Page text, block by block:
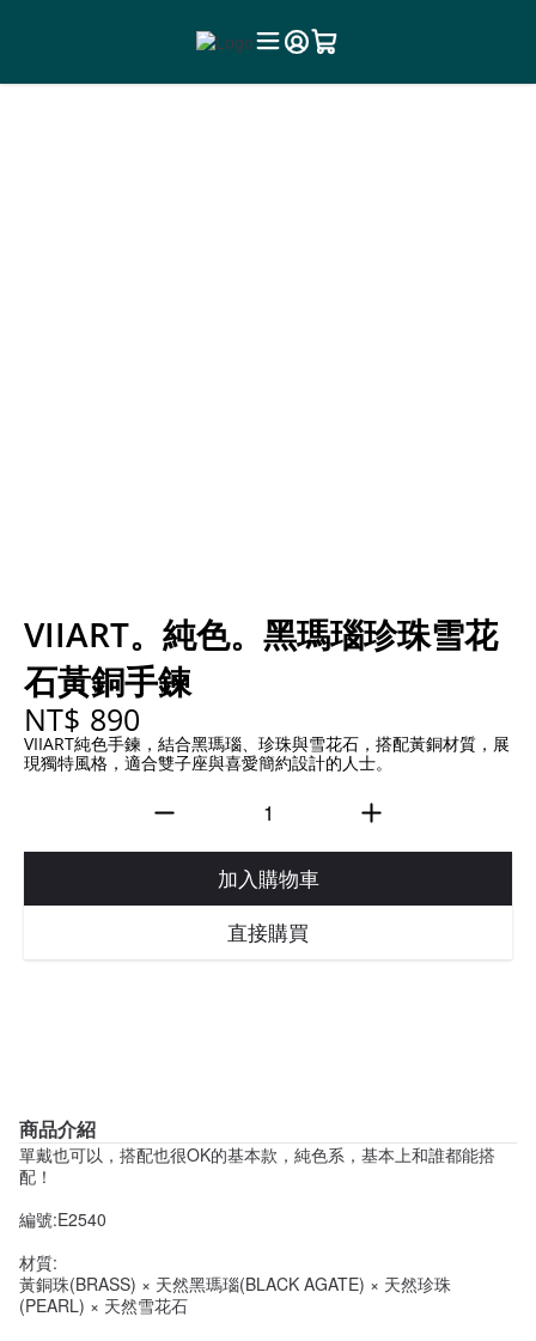
VIIART。純色。黑瑪瑙珍珠雪花
石黃銅手鍊
NT$ 890
VIIART純色手鍊，結合黑瑪瑙、珍珠與雪花石，搭配黃銅材質，展
現獨特風格，適合雙子座與喜愛簡約設計的人士。
加入購物車
直接購買
商品介紹
單戴也可以，搭配也很OK的基本款，純色系，基本上和誰都能搭
配！
編號:E2540
材質:
黃銅珠(BRASS) × 天然黑瑪瑙(BLACK AGATE) × 天然珍珠
(PEARL) × 天然雪花石